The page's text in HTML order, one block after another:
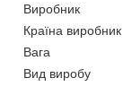
Виробник
Країна виробник
Вага
Вид виробу